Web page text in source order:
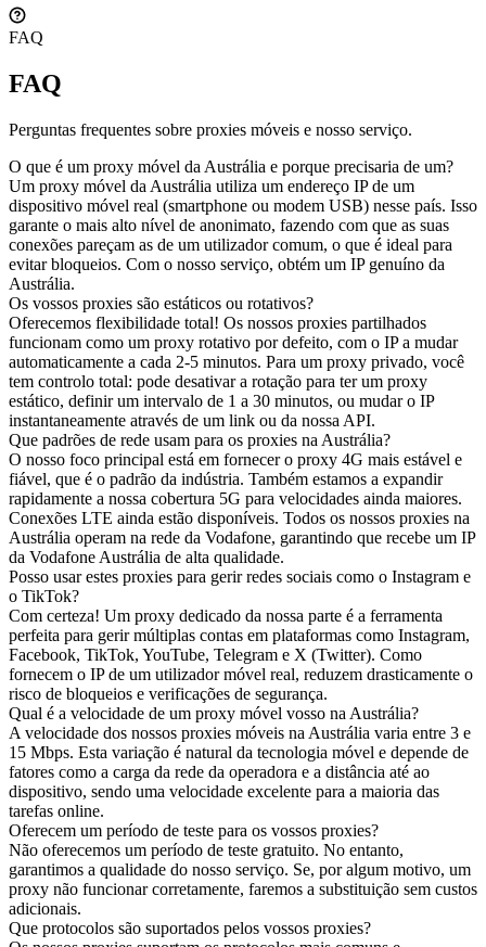
FAQ
FAQ
Perguntas frequentes sobre proxies móveis e nosso serviço.
O que é um proxy móvel da Austrália e porque precisaria de um?
Um proxy móvel da Austrália utiliza um endereço IP de um
dispositivo móvel real (smartphone ou modem USB) nesse país. Isso
garante o mais alto nível de anonimato, fazendo com que as suas
conexões pareçam as de um utilizador comum, o que é ideal para
evitar bloqueios. Com o nosso serviço, obtém um IP genuíno da
Austrália.
Os vossos proxies são estáticos ou rotativos?
Oferecemos flexibilidade total! Os nossos proxies partilhados
funcionam como um proxy rotativo por defeito, com o IP a mudar
automaticamente a cada 2-5 minutos. Para um proxy privado, você
tem controlo total: pode desativar a rotação para ter um proxy
estático, definir um intervalo de 1 a 30 minutos, ou mudar o IP
instantaneamente através de um link ou da nossa API.
Que padrões de rede usam para os proxies na Austrália?
O nosso foco principal está em fornecer o proxy 4G mais estável e
fiável, que é o padrão da indústria. Também estamos a expandir
rapidamente a nossa cobertura 5G para velocidades ainda maiores.
Conexões LTE ainda estão disponíveis. Todos os nossos proxies na
Austrália operam na rede da Vodafone, garantindo que recebe um IP
da Vodafone Austrália de alta qualidade.
Posso usar estes proxies para gerir redes sociais como o Instagram e
o TikTok?
Com certeza! Um proxy dedicado da nossa parte é a ferramenta
perfeita para gerir múltiplas contas em plataformas como Instagram,
Facebook, TikTok, YouTube, Telegram e X (Twitter). Como
fornecem o IP de um utilizador móvel real, reduzem drasticamente o
risco de bloqueios e verificações de segurança.
Qual é a velocidade de um proxy móvel vosso na Austrália?
A velocidade dos nossos proxies móveis na Austrália varia entre 3 e
15 Mbps. Esta variação é natural da tecnologia móvel e depende de
fatores como a carga da rede da operadora e a distância até ao
dispositivo, sendo uma velocidade excelente para a maioria das
tarefas online.
Oferecem um período de teste para os vossos proxies?
Não oferecemos um período de teste gratuito. No entanto,
garantimos a qualidade do nosso serviço. Se, por algum motivo, um
proxy não funcionar corretamente, faremos a substituição sem custos
adicionais.
Que protocolos são suportados pelos vossos proxies?